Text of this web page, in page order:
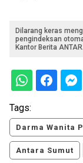
Dilarang keras
pengindeksan
Kantor Berita
Tags:
Darma Wanita
Antara Sumut